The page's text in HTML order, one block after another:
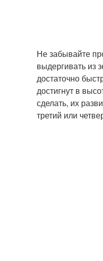
Не забывайте
выдергивать из
достаточно
достигнут в
сделать, их
третий или